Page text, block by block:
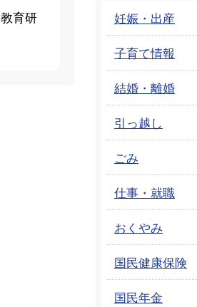
教育研
妊娠・出産
子育て情報
結婚・離婚
引っ越し
ごみ
仕事・就職
おくやみ
国民健康保険
国民年金